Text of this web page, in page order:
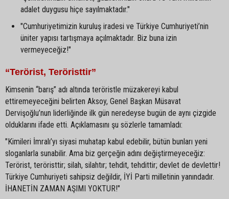
adalet duygusu hiçe sayılmaktadır."
"Cumhuriyetimizin kuruluş iradesi ve Türkiye Cumhuriyeti’nin
üniter yapısı tartışmaya açılmaktadır. Biz buna izin
vermeyeceğiz!"
“Terörist, Teröristtir”
Kimsenin “barış” adı altında teröristle müzakereyi kabul
ettiremeyeceğini belirten Aksoy, Genel Başkan Müsavat
Dervişoğlu’nun liderliğinde ilk gün neredeyse bugün de aynı çizgide
olduklarını ifade etti. Açıklamasını şu sözlerle tamamladı:
"Kimileri İmralı’yı siyasi muhatap kabul edebilir, bütün bunları yeni
sloganlarla sunabilir. Ama biz gerçeğin adını değiştirmeyeceğiz:
Terörist, teröristtir; silah, silahtır; tehdit, tehdittir; devlet de devlettir!
Türkiye Cumhuriyeti sahipsiz değildir, İYİ Parti milletinin yanındadır.
İHANETİN ZAMAN AŞIMI YOKTUR!"